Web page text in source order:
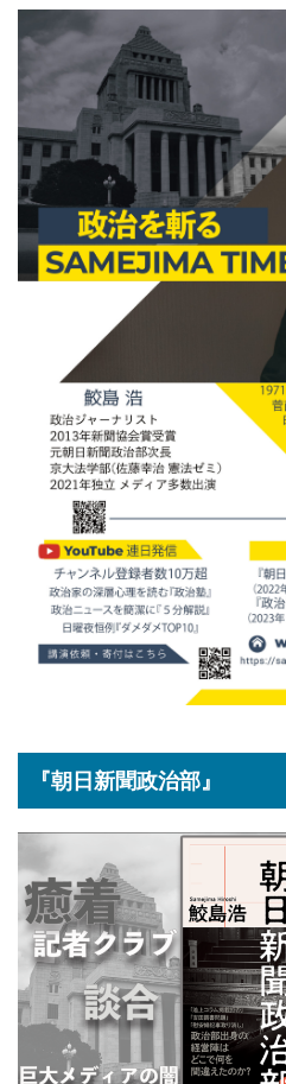
『朝日新聞政治部』